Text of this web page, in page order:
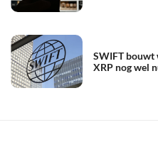
SWIFT bouwt
XRP nog wel